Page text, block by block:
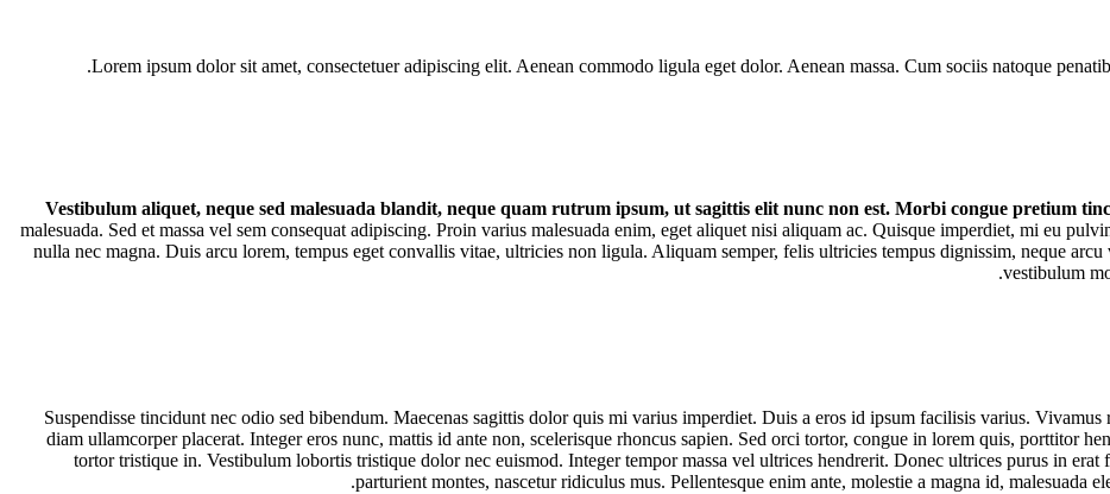
Lorem ipsum dolor sit amet, consectetuer adipiscing elit. Aenean commodo ligula eget dolor. Aenean massa. Cum sociis natoque
Vestibulum aliquet, neque sed malesuada blandit, neque quam rutrum ipsum, ut sagittis elit nunc non est. Morbi congue pretium
malesuada. Sed et massa vel sem consequat adipiscing. Proin varius malesuada enim, eget aliquet nisi aliquam ac. Quisque imperdiet, mi eu
nulla nec magna. Duis arcu lorem, tempus eget convallis vitae, ultricies non ligula. Aliquam semper, felis ultricies tempus dignissim, neque
vestibulum
Suspendisse tincidunt nec odio sed bibendum. Maecenas sagittis dolor quis mi varius imperdiet. Duis a eros id ipsum facilisis varius.
diam ullamcorper placerat. Integer eros nunc, mattis id ante non, scelerisque rhoncus sapien. Sed orci tortor, congue in lorem quis, porttitor
tortor tristique in. Vestibulum lobortis tristique dolor nec euismod. Integer tempor massa vel ultrices hendrerit. Donec ultrices purus in
parturient montes, nascetur ridiculus mus. Pellentesque enim ante, molestie a magna id, malesuada